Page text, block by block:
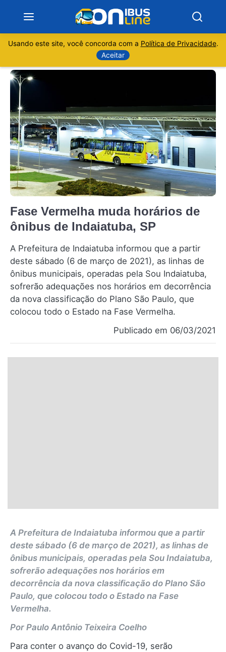
Sobre
Minas Gerais
São Paulo
Rio de Janeiro
Espírito Santo
Paraná
Rio Grande do Sul
Centro-Oeste
Nordeste
Norte
Usando este site, você concorda com a Política de Privacidade.
Aceitar
Fase Vermelha muda horários de
ônibus de Indaiatuba, SP
A Prefeitura de Indaiatuba informou que a partir
deste sábado (6 de março de 2021), as linhas de
ônibus municipais, operadas pela Sou Indaiatuba,
sofrerão adequações nos horários em decorrência
da nova classificação do Plano São Paulo, que
colocou todo o Estado na Fase Vermelha.
Publicado em 06/03/2021
A Prefeitura de Indaiatuba informou que a partir
deste sábado (6 de março de 2021), as linhas de
ônibus municipais, operadas pela Sou Indaiatuba,
sofrerão adequações nos horários em
decorrência da nova classificação do Plano São
Paulo, que colocou todo o Estado na Fase
Vermelha.
Por Paulo Antônio Teixeira Coelho
Para conter o avanço do Covid-19, serão